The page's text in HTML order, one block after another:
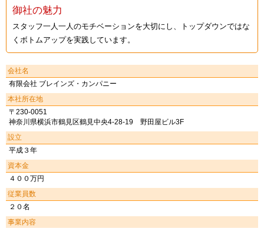
御社の魅力
スタッフ一人一人のモチベーションを大切にし、トップダウンではな
くボトムアップを実践しています。
会社名
有限会社 ブレインズ・カンパニー
本社所在地
〒230-0051
神奈川県横浜市鶴見区鶴見中央4-28-19 野田屋ビル3F
設立
平成３年
資本金
４００万円
従業員数
２０名
事業内容